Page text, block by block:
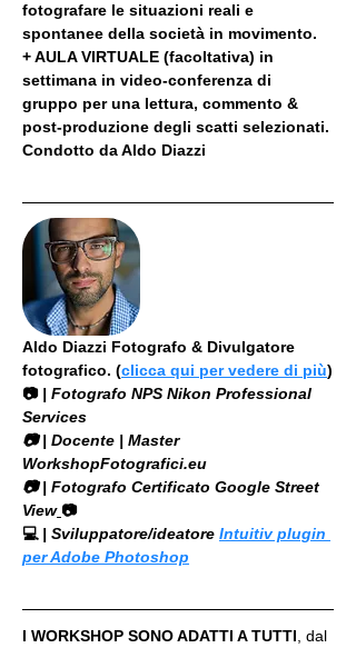
fotografare le situazioni reali e
spontanee della società in movimento.
+ AULA VIRTUALE (facoltativa) in
settimana in video-conferenza di
gruppo per una lettura, commento &
post-produzione degli scatti selezionati.
Condotto da Aldo Diazzi
Aldo Diazzi Fotografo & Divulgatore
fotografico. (clicca qui per vedere di più)
📷 | Fotografo NPS Nikon Professional
Services
​📷 | Docente | Master
WorkshopFotografici.eu
📷 | Fotografo Certificato Google Street
View 📷
💻 | Sviluppatore/ideatore Intuitiv plugin
per Adobe Photoshop
I WORKSHOP SONO ADATTI A TUTTI , dal